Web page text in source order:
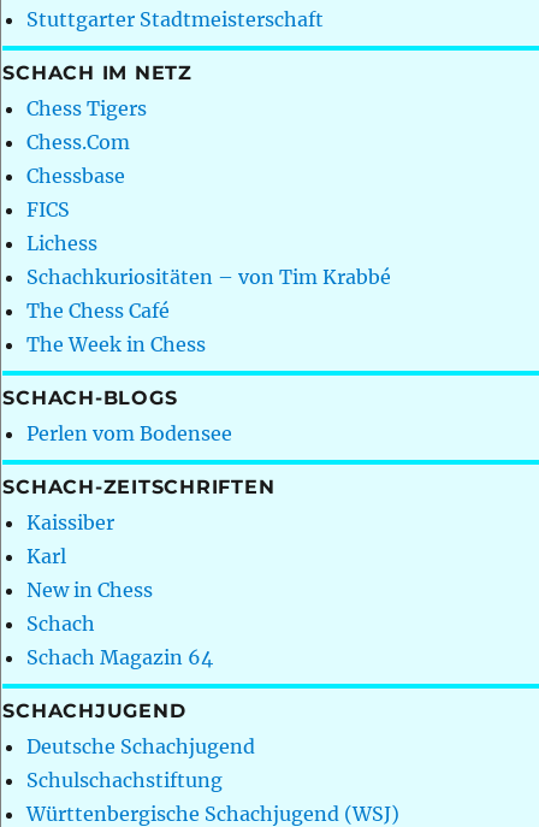
Stuttgarter Stadtmeisterschaft
SCHACH IM NETZ
Chess Tigers
Chess.Com
Chessbase
FICS
Lichess
Schachkuriositäten – von Tim Krabbé
The Chess Café
The Week in Chess
SCHACH-BLOGS
Perlen vom Bodensee
SCHACH-ZEITSCHRIFTEN
Kaissiber
Karl
New in Chess
Schach
Schach Magazin 64
SCHACHJUGEND
Deutsche Schachjugend
Schulschachstiftung
Württenbergische Schachjugend (WSJ)